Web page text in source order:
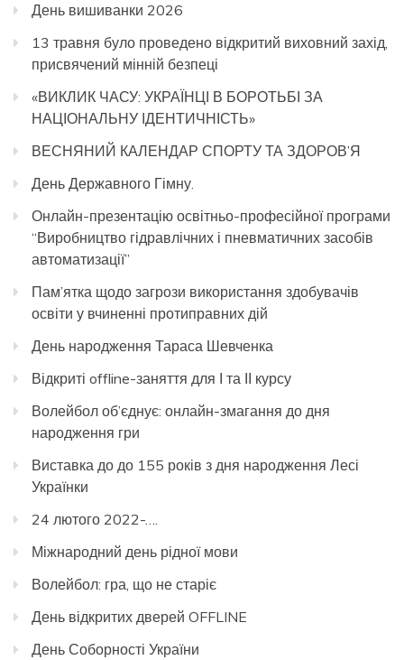
День вишиванки 2026
13 травня було проведено відкритий виховний захід,
присвячений мінній безпеці
«ВИКЛИК ЧАСУ: УКРАЇНЦІ В БОРОТЬБІ ЗА
НАЦІОНАЛЬНУ ІДЕНТИЧНІСТЬ»
ВЕСНЯНИЙ КАЛЕНДАР СПОРТУ ТА ЗДОРОВ’Я
День Державного Гімну.
Онлайн-презентацію освітньо-професійної програми
“Виробництво гідравлічних і пневматичних засобів
автоматизації”
Пам’ятка щодо загрози використання здобувачів
освіти у вчиненні протиправних дій
День народження Тараса Шевченка
Відкриті offline-заняття для І та ІІ курсу
Волейбол об’єднує: онлайн-змагання до дня
народження гри
Виставка до до 155 років з дня народження Лесі
Українки
24 лютого 2022-….
Міжнародний день рідної мови
Волейбол: гра, що не старіє
День відкритих дверей OFFLINE
День Соборності України